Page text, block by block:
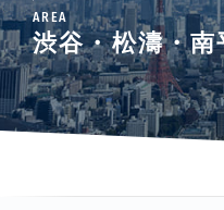
AREA
渋谷・松濤・